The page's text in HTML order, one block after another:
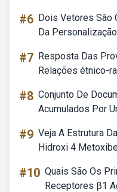
#6 Dois Vetores São
Da
#7 Resposta Das
Relações étnico-
#8 Conjunto De
Acumulados Por
#9 Veja A Estrutura
Hidroxi 4
#10 Quais São Os
Receptores β1